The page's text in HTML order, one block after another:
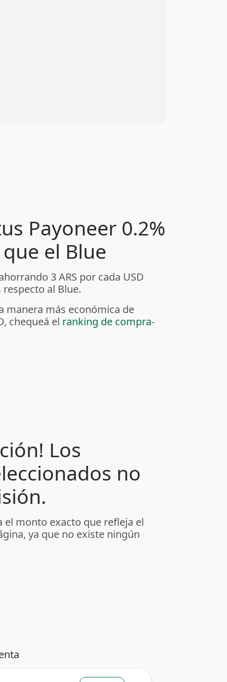
Payoneer 0.2%
el Blue
3 ARS por cada USD
al Blue.
manera más económica de
chequeá el ranking de compra-
Los
no
el monto exacto que refleja el
ya que no existe ningún